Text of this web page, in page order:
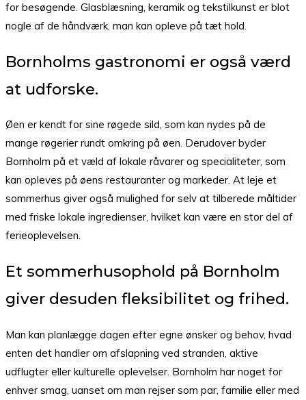
for besøgende. Glasblæsning, keramik og tekstilkunst er blot
nogle af de håndværk, man kan opleve på tæt hold.
Bornholms gastronomi er også værd
at udforske.
Øen er kendt for sine røgede sild, som kan nydes på de
mange røgerier rundt omkring på øen. Derudover byder
Bornholm på et væld af lokale råvarer og specialiteter, som
kan opleves på øens restauranter og markeder. At leje et
sommerhus giver også mulighed for selv at tilberede måltider
med friske lokale ingredienser, hvilket kan være en stor del af
ferieoplevelsen.
Et sommerhusophold på Bornholm
giver desuden fleksibilitet og frihed.
Man kan planlægge dagen efter egne ønsker og behov, hvad
enten det handler om afslapning ved stranden, aktive
udflugter eller kulturelle oplevelser. Bornholm har noget for
enhver smag, uanset om man rejser som par, familie eller med